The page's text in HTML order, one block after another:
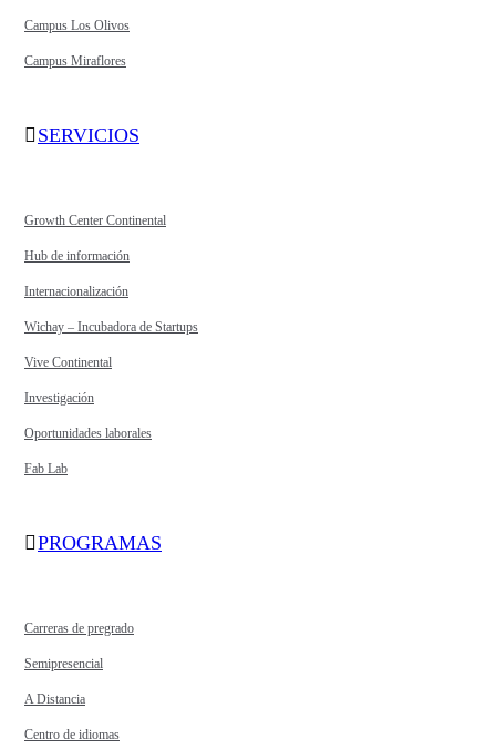
Campus Los Olivos
Campus Miraflores
SERVICIOS
Growth Center Continental
Hub de información
Internacionalización
Wichay – Incubadora de Startups
Vive Continental
Investigación
Oportunidades laborales
Fab Lab
PROGRAMAS
Carreras de pregrado
Semipresencial
A Distancia
Centro de idiomas